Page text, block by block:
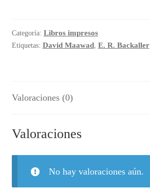
litógrafo
cantidad
Categoría: Libros impresos
Etiquetas: David Maawad, E. R. Backaller
Valoraciones (0)
Valoraciones
No hay valoraciones aún.